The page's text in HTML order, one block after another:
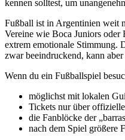
kennen solltest, um
Fußball ist in Argentinien weit
Vereine wie Boca Juniors oder
extrem emotionale Stimmung.
zwar beeindruckend, kann
Wenn du ein Fußballspiel
möglichst mit lokalen
Tickets nur über
die Fanblöcke der
nach dem Spiel größere